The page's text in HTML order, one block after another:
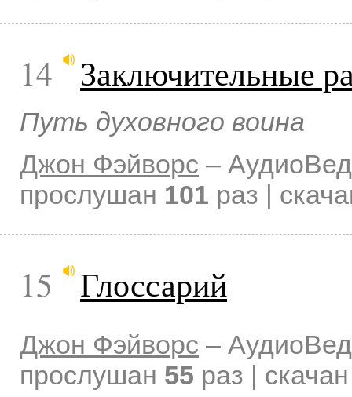
14 Заключительные
Путь духовного воина
Джон Фэйворс –
прослушан 101 раз |
15 Глоссарий
Джон Фэйворс –
прослушан 55 раз |